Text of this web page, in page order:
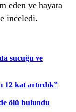
eden ve hayata
inceledi.
sucuğu ve
12 kat artırdık”
ölü bulundu